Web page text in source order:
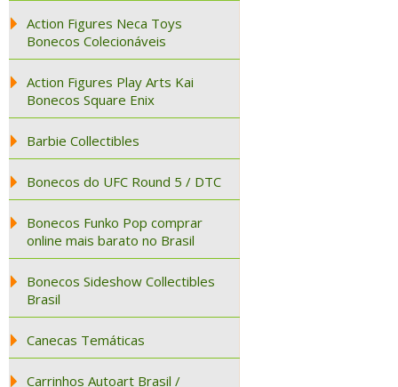
Action Figures Neca Toys
Bonecos Colecionáveis
Action Figures Play Arts Kai
Bonecos Square Enix
Barbie Collectibles
Bonecos do UFC Round 5 / DTC
Bonecos Funko Pop comprar
online mais barato no Brasil
Bonecos Sideshow Collectibles
Brasil
Canecas Temáticas
Carrinhos Autoart Brasil /